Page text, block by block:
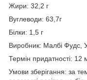
Жири: 32,2 г
Вуглеводи: 63,7г
Білки: 1,5 г
Виробник: Малбі Фудс,
Термін придатності: 12
Умови зберігання: за